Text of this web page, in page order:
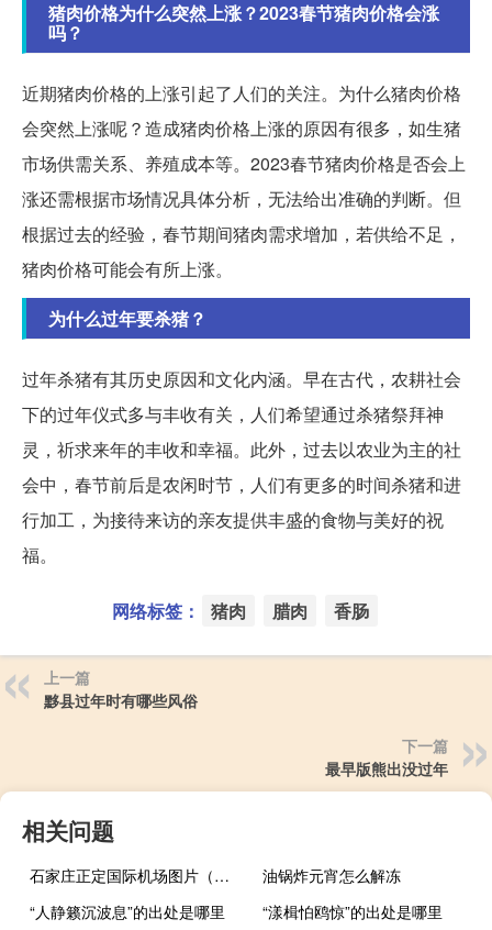
猪肉价格为什么突然上涨？2023春节猪肉价格会涨
吗？
近期猪肉价格的上涨引起了人们的关注。为什么猪肉价格
会突然上涨呢？造成猪肉价格上涨的原因有很多，如生猪
市场供需关系、养殖成本等。2023春节猪肉价格是否会上
涨还需根据市场情况具体分析，无法给出准确的判断。但
根据过去的经验，春节期间猪肉需求增加，若供给不足，
猪肉价格可能会有所上涨。
为什么过年要杀猪？
过年杀猪有其历史原因和文化内涵。早在古代，农耕社会
下的过年仪式多与丰收有关，人们希望通过杀猪祭拜神
灵，祈求来年的丰收和幸福。此外，过去以农业为主的社
会中，春节前后是农闲时节，人们有更多的时间杀猪和进
行加工，为接待来访的亲友提供丰盛的食物与美好的祝
福。
网络标签： 猪肉 腊肉 香肠
上一篇
黟县过年时有哪些风俗
下一篇
最早版熊出没过年
相关问题
石家庄正定国际机场图片（石家庄正定国际机场）
油锅炸元宵怎么解冻
“人静籁沉波息”的出处是哪里
“漾楫怕鸥惊”的出处是哪里